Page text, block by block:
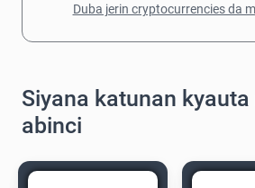
Duba jerin cryptocurrencies da
Siyana katunan
abinci